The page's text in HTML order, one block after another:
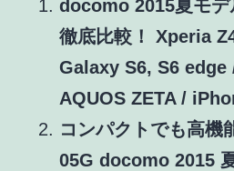
docomo 2015夏モデ
徹底比較！ Xperia
Galaxy S6, S6 edge
AQUOS ZETA /
コンパクトでも高機
05G docomo 2015